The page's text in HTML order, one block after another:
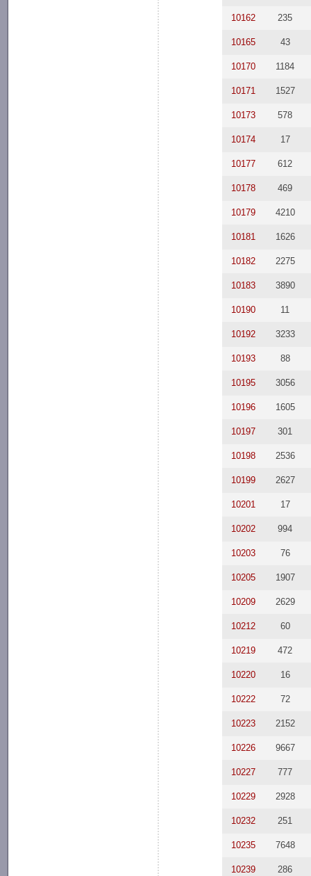
10162 235
10165 43
10170 1184
10171 1527
10173 578
10174 17
10177 612
10178 469
10179 4210
10181 1626
10182 2275
10183 3890
10190 11
10192 3233
10193 88
10195 3056
10196 1605
10197 301
10198 2536
10199 2627
10201 17
10202 994
10203 76
10205 1907
10209 2629
10212 60
10219 472
10220 16
10222 72
10223 2152
10226 9667
10227 777
10229 2928
10232 251
10235 7648
10239 286